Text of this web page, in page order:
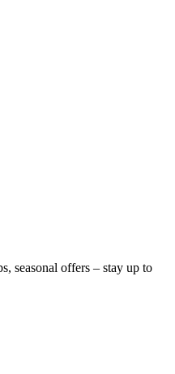
seasonal offers – stay up to